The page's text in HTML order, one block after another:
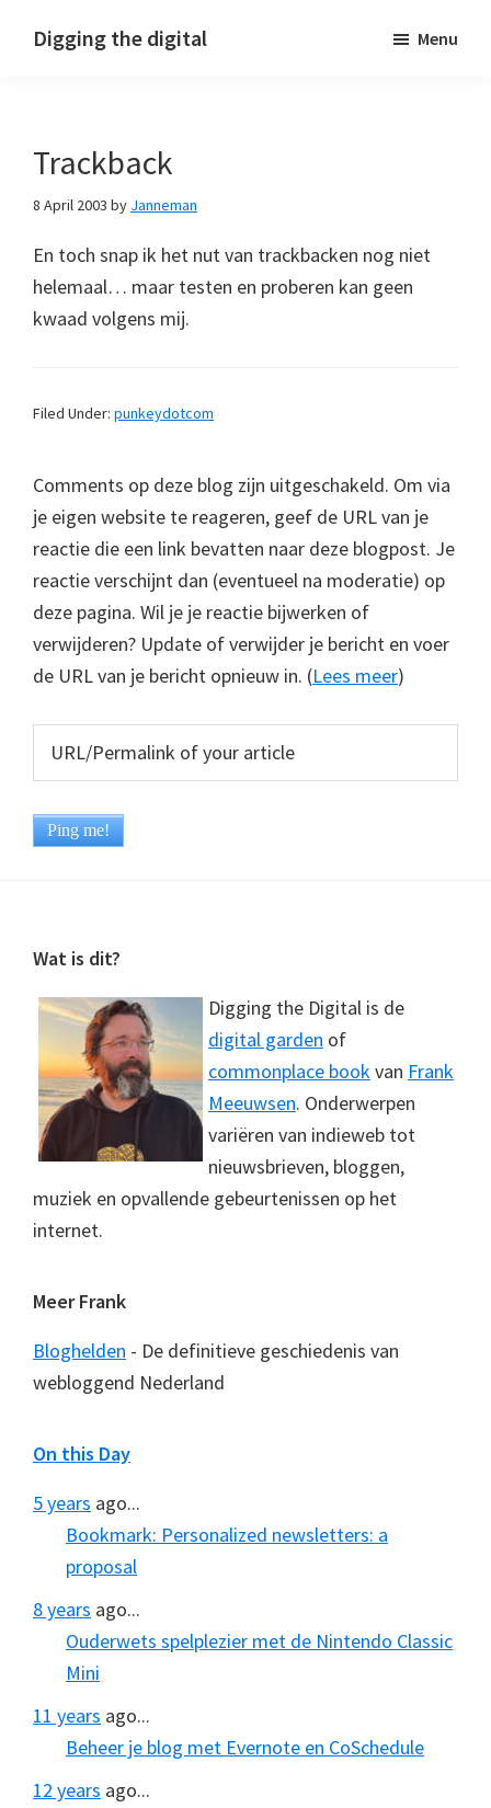
Digging the digital Menu
Trackback
8 April 2003 by Janneman
En toch snap ik het nut van trackbacken nog niet
helemaal… maar testen en proberen kan geen
kwaad volgens mij.
Filed Under: punkeydotcom
Comments op deze blog zijn uitgeschakeld. Om via
je eigen website te reageren, geef de URL van je
reactie die een link bevatten naar deze blogpost. Je
reactie verschijnt dan (eventueel na moderatie) op
deze pagina. Wil je je reactie bijwerken of
verwijderen? Update of verwijder je bericht en voer
de URL van je bericht opnieuw in. (Lees meer)
Footer
Wat is dit?
Digging the Digital is de
digital garden of
commonplace bookvan Frank
Meeuwsen. Onderwerpen
variëren van indieweb tot
nieuwsbrieven, bloggen,
muziek en opvallende gebeurtenissen op het
internet.
Meer Frank
Bloghelden - De definitieve geschiedenis van
webloggend Nederland
On this Day
5 years ago...
Bookmark: Personalized newsletters: a
proposal
8 years ago...
Ouderwets spelplezier met de Nintendo Classic
Mini
11 years ago...
Beheer je blog met Evernote en CoSchedule
12 years ago...